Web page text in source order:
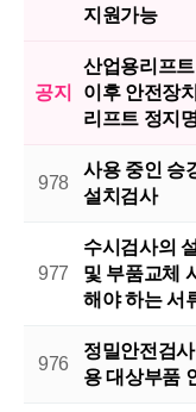
지원가능
공지
산업용리프
이후 안전장
리프트 정지
978
사용 중인 승
설치검사
977
수시검사의
및 부품교체
해야 하는 서
976
정밀안전검
용 대상부품